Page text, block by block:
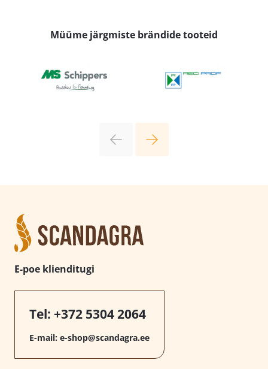
Müüme järgmiste brändide tooteid
E-poe klienditugi
Tel: +372 5304 2064
E-mail: e-shop@scandagra.ee